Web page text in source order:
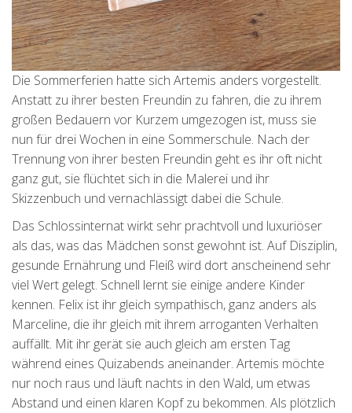
Die Sommerferien hatte sich Artemis anders vorgestellt.
Anstatt zu ihrer besten Freundin zu fahren, die zu ihrem
großen Bedauern vor Kurzem umgezogen ist, muss sie
nun für drei Wochen in eine Sommerschule. Nach der
Trennung von ihrer besten Freundin geht es ihr oft nicht
ganz gut, sie flüchtet sich in die Malerei und ihr
Skizzenbuch und vernachlässigt dabei die Schule.
Das Schlossinternat wirkt sehr prachtvoll und luxuriöser
als das, was das Mädchen sonst gewohnt ist. Auf Disziplin,
gesunde Ernährung und Fleiß wird dort anscheinend sehr
viel Wert gelegt. Schnell lernt sie einige andere Kinder
kennen. Felix ist ihr gleich sympathisch, ganz anders als
Marceline, die ihr gleich mit ihrem arroganten Verhalten
auffällt. Mit ihr gerät sie auch gleich am ersten Tag
während eines Quizabends aneinander. Artemis möchte
nur noch raus und läuft nachts in den Wald, um etwas
Abstand und einen klaren Kopf zu bekommen. Als plötzlich